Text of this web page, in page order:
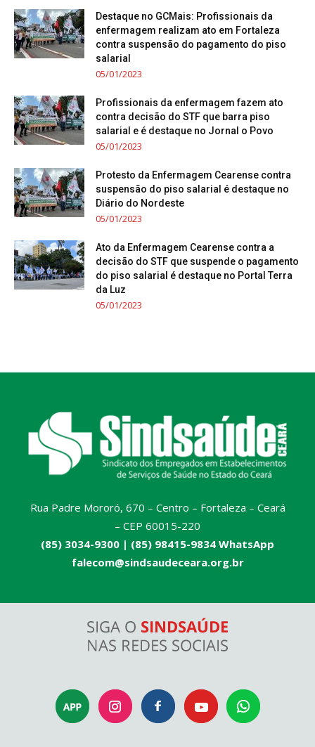
Destaque no GCMais: Profissionais da
enfermagem realizam ato em Fortaleza
contra suspensão do pagamento do piso
salarial
05/01/2023
Profissionais da enfermagem fazem ato
contra decisão do STF que barra piso
salarial e é destaque no Jornal o Povo
05/01/2023
Protesto da Enfermagem Cearense contra
suspensão do piso salarial é destaque no
Diário do Nordeste
05/01/2023
Ato da Enfermagem Cearense contra a
decisão do STF que suspende o pagamento
do piso salarial é destaque no Portal Terra
da Luz
05/01/2023
Rua Padre Mororó, 670 – Centro – Fortaleza – Ceará
– CEP 60015-220
(85) 3034-9300 | (85) 98415-9834 WhatsApp
falecom@sindsaudeceara.org.br